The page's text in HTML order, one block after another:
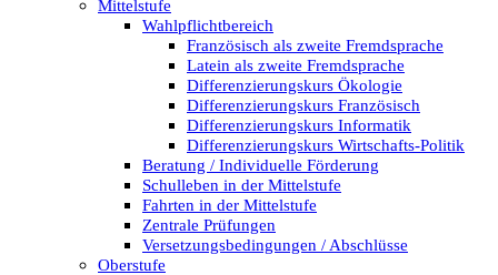
Mittelstufe
Wahlpflichtbereich
Französisch als zweite Fremdsprache
Latein als zweite Fremdsprache
Differenzierungskurs Ökologie
Differenzierungskurs Französisch
Differenzierungskurs Informatik
Differenzierungskurs Wirtschafts-Politik
Beratung / Individuelle Förderung
Schulleben in der Mittelstufe
Fahrten in der Mittelstufe
Zentrale Prüfungen
Versetzungsbedingungen / Abschlüsse
Oberstufe